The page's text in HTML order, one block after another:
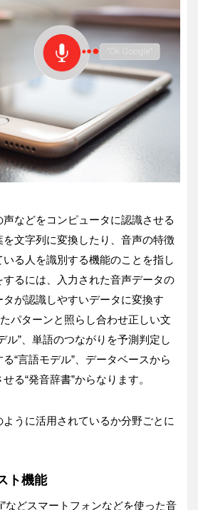
などをコンピュータに認識させる
を文字列に変換したり、音声の特徴
る人を識別する機能のことを指し
するには、入力された音声データの
が認識しやすいデータに変換す
パターンと照らし合わせ正しい文
ル”、単語のつながりを予測判定し
“言語モデル”、データベースから
る“発音辞書”からなります。
うに活用されているか分野ごとに
ト機能
などスマートフォンなどを使った音